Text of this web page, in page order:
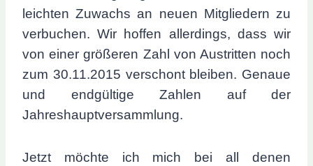
leichten Zuwachs an neuen Mitgliedern zu
verbuchen. Wir hoffen allerdings, dass wir
von einer größeren Zahl von Austritten noch
zum 30.11.2015 verschont bleiben. Genaue
und endgültige Zahlen auf der
Jahreshauptversammlung.
Jetzt möchte ich mich bei all denen